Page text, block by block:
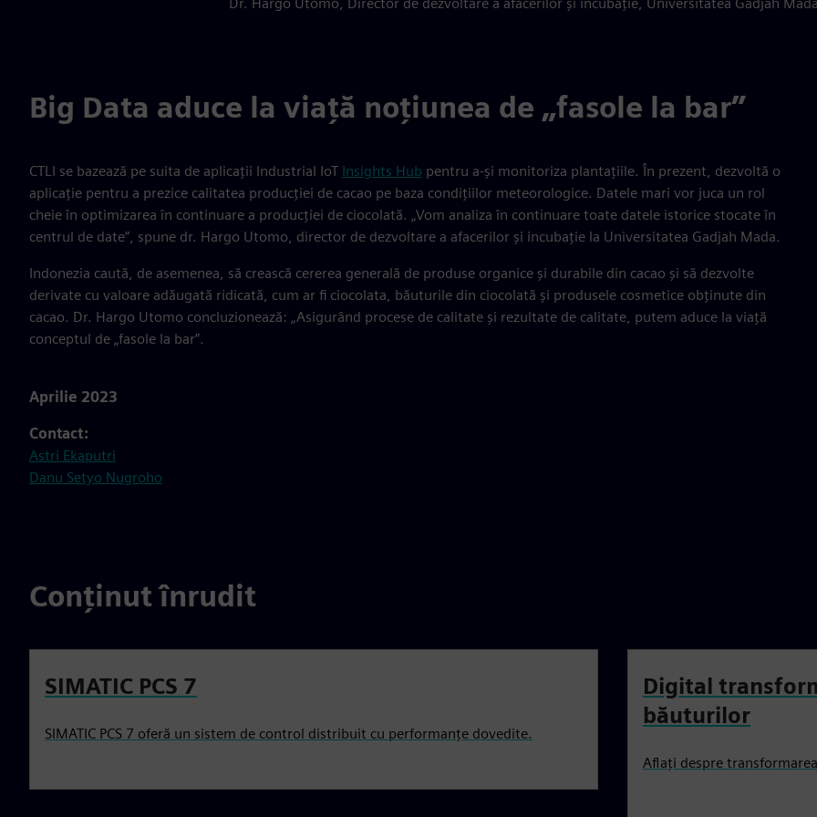
Big Data aduce la viață noțiunea de „fasole la bar”
CTLI se bazează pe suita de aplicații Industrial IoT Insights Hub pentru a-și monitoriza plantațiile. În prezent, dezvoltă o
aplicație pentru a prezice calitatea producției de cacao pe baza condițiilor meteorologice. Datele mari vor juca un rol
cheie în optimizarea în continuare a producției de ciocolată. „Vom analiza în continuare toate datele istorice stocate în
centrul de date”, spune dr. Hargo Utomo, director de dezvoltare a afacerilor și incubație la Universitatea Gadjah Mada.
Indonezia caută, de asemenea, să crească cererea generală de produse organice și durabile din cacao și să dezvolte
derivate cu valoare adăugată ridicată, cum ar fi ciocolata, băuturile din ciocolată și produsele cosmetice obținute din
cacao. Dr. Hargo Utomo concluzionează: „Asigurând procese de calitate și rezultate de calitate, putem aduce la viață
conceptul de „fasole la bar”.
Aprilie 2023
Contact:
Astri Ekaputri
Danu Setyo Nugroho
Conținut înrudit
SIMATIC PCS 7
SIMATIC PCS 7 oferă un sistem de control distribuit cu performanțe dovedite.
Digital
băuturilor
Aflați despre